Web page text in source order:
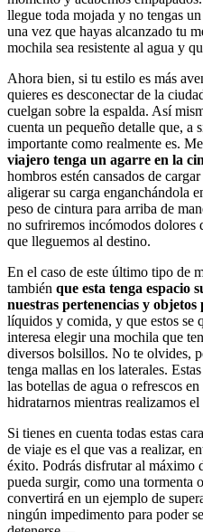
llegue toda mojada y no tengas
una vez que hayas alcanzado tu
mochila sea resistente al agua y
Ahora bien, si tu estilo es más
quieres es desconectar de la
cuelgan sobre la espalda. Así
cuenta un pequeño detalle que, a
importante como realmente es.
viajero tenga un agarre en la
hombros estén cansados de
aligerar su carga enganchándola
peso de cintura para arriba de
no sufriremos incómodos dolores
que lleguemos al destino.
En el caso de este último tipo de
también que esta tenga espacio
nuestras pertenencias y objetos
líquidos y comida, y que estos se
interesa elegir una mochila que
diversos bolsillos. No te olvides,
tenga mallas en los laterales.
las botellas de agua o refrescos
hidratarnos mientras realizamos
Si tienes en cuenta todas estas
de viaje es el que vas a realizar,
éxito. Podrás disfrutar al máximo
pueda surgir, como una tormenta
convertirá en un ejemplo de
ningún impedimento para poder